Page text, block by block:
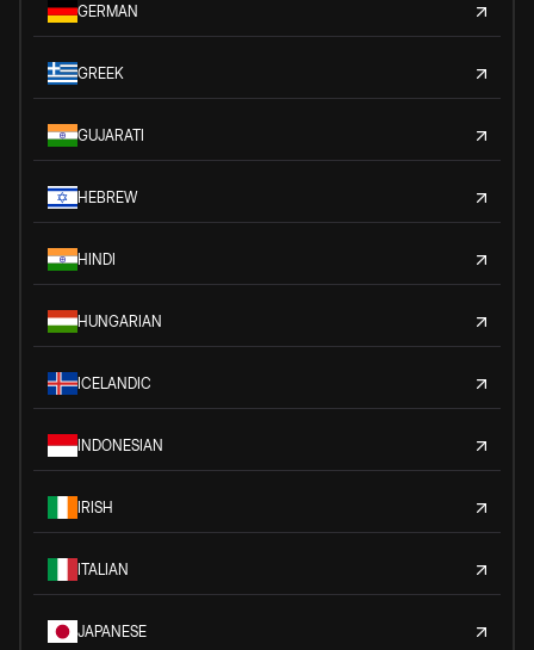
GERMAN
GREEK
GUJARATI
HEBREW
HINDI
HUNGARIAN
ICELANDIC
INDONESIAN
IRISH
ITALIAN
JAPANESE